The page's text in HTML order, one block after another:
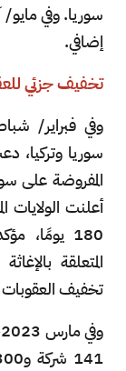
إضافي.
تخفيف جزئي
سوريا وتركيا،
المفروضة على
أعلنت
180
المتعلقة
تخفيف العقوبات